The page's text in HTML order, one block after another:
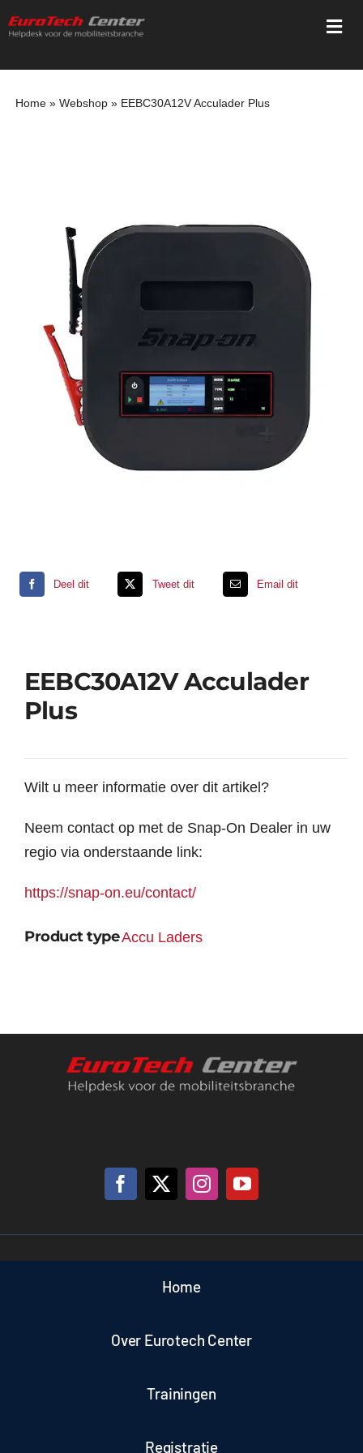
naar
Registratie
Webshop
Mediatheek
Support
Home» Webshop» EEBC30A12V Acculader Plus
Deel dit Tweet dit Email dit
EEBC30A12V Acculader
Plus
Wilt u meer informatie over dit artikel?
Neem contact op met de Snap-On Dealer in uw
regio via onderstaande link:
https://snap-on.eu/contact/
Product typeAccu Laders
Home
Over Eurotech Center
Trainingen
Registratie